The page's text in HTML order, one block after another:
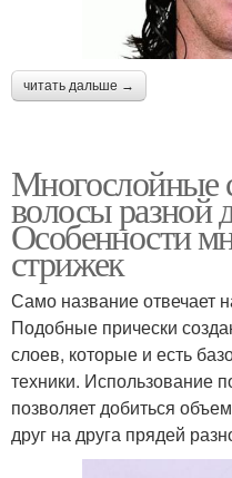
читать дальше →
Многослойные
волосы разной
Особенности
стрижек
Само название отвечает
Подобные прически
слоев, которые и есть
техники. Использование
позволяет добиться
друг на друга прядей